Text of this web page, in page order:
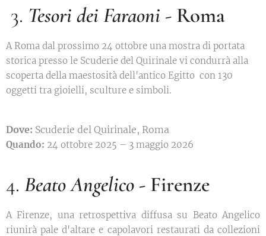
3. Tesori dei Faraoni - Roma
A Roma dal prossimo 24 ottobre una mostra di portata
storica presso le Scuderie del Quirinale vi condurrà alla
scoperta della maestosità dell'antico Egitto con 130
oggetti tra gioielli, sculture e simboli.
Dove: Scuderie del Quirinale, Roma
Quando: 24 ottobre 2025 – 3 maggio 2026
4. Beato Angelico - Firenze
A Firenze, una retrospettiva diffusa su Beato Angelico
riunirà pale d'altare e capolavori restaurati da collezioni